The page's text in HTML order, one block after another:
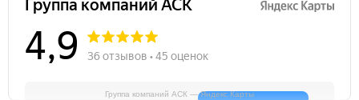
Группа компаний АСК — Яндекс Карты